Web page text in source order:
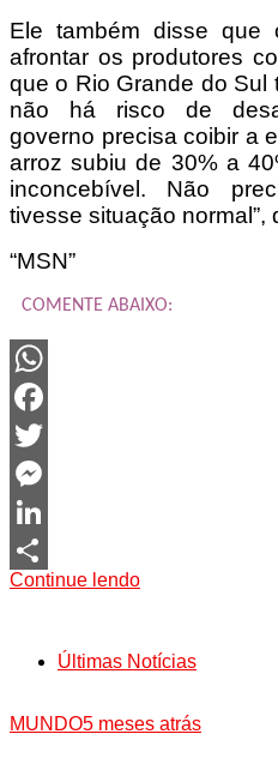
Ele também disse que
afrontar os produtores
que o Rio Grande do Sul
não há risco de
governo precisa coibir a
arroz subiu de 30% a
inconcebível. Não
tivesse situação normal”,
“MSN”
COMENTE ABAIXO:
WhatsApp
Facebook
Twitter
Messenger
LinkedIn
Share
Continue lendo
Últimas Notícias
MUNDO5 meses atrás